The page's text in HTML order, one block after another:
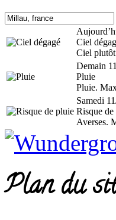
Ciel
Ciel
Demain
Pluie
Pluie.
Samedi
Risque
Averses.
Plan du